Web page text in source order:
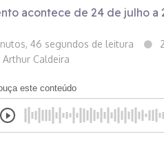
acontece de 24 de julho a
46 segundos de leitura
Arthur Caldeira
este conteúdo